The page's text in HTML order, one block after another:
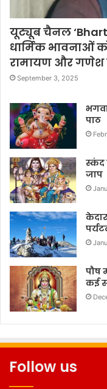
यूट्यूब चैनल
धार्मिक भावनाओं
रामायण और गणेश
September 3, 2025
पाठ
स्कंद
जाप
पौष
कई
Follow us